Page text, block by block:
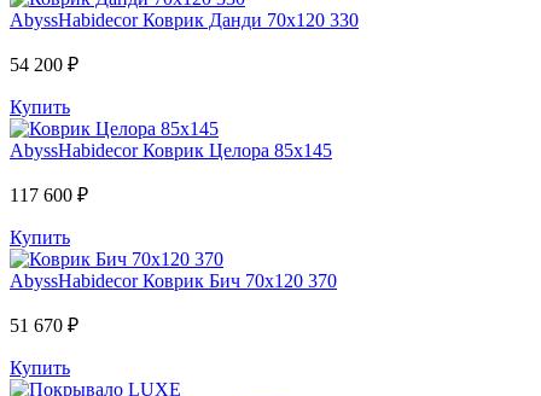
AbyssHabidecor Коврик Данди 70х120 330
54 200 ₽
Купить
AbyssHabidecor Коврик Целора 85х145
117 600 ₽
Купить
AbyssHabidecor Коврик Бич 70х120 370
51 670 ₽
Купить